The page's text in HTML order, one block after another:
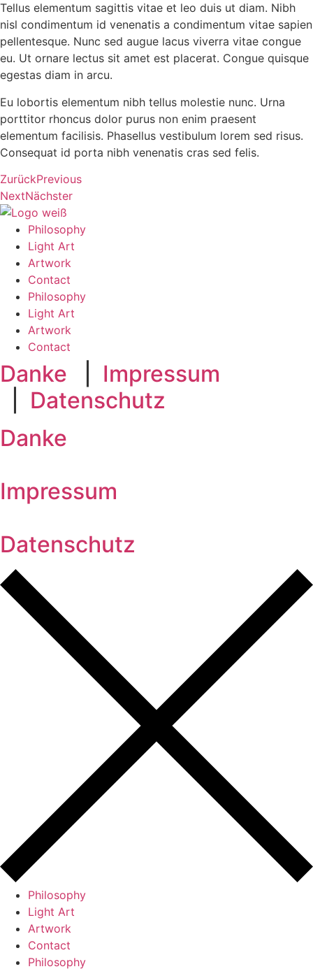
Tellus elementum sagittis vitae et leo duis ut diam. Nibh
nisl condimentum id venenatis a condimentum vitae sapien
pellentesque. Nunc sed augue lacus viverra vitae congue
eu. Ut ornare lectus sit amet est placerat. Congue quisque
egestas diam in arcu.
Eu lobortis elementum nibh tellus molestie nunc. Urna
porttitor rhoncus dolor purus non enim praesent
elementum facilisis. Phasellus vestibulum lorem sed risus.
Consequat id porta nibh venenatis cras sed felis.
ZurückPrevious
NextNächster
Philosophy
Light Art
Artwork
Contact
Philosophy
Light Art
Artwork
Contact
Danke
Impressum
Datenschutz
Danke
Impressum
Datenschutz
Philosophy
Light Art
Artwork
Contact
Philosophy